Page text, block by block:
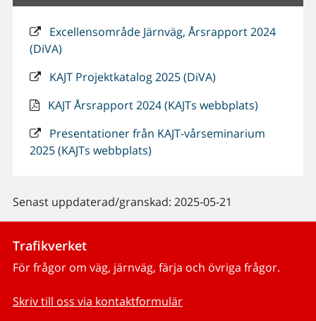
Excellensområde Järnväg, Årsrapport 2024
(DiVA)
KAJT Projektkatalog 2025 (DiVA)
KAJT Årsrapport 2024 (KAJTs webbplats)
Presentationer från KAJT-vårseminarium
2025 (KAJTs webbplats)
Senast uppdaterad/granskad: 2025-05-21
Trafikverket
För frågor om väg, järnväg, färja och övriga frågor.
Skriv till oss via kontaktformulär